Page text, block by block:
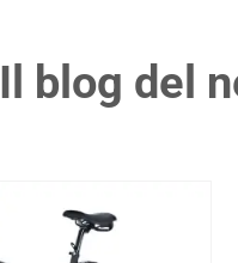
Il blog del